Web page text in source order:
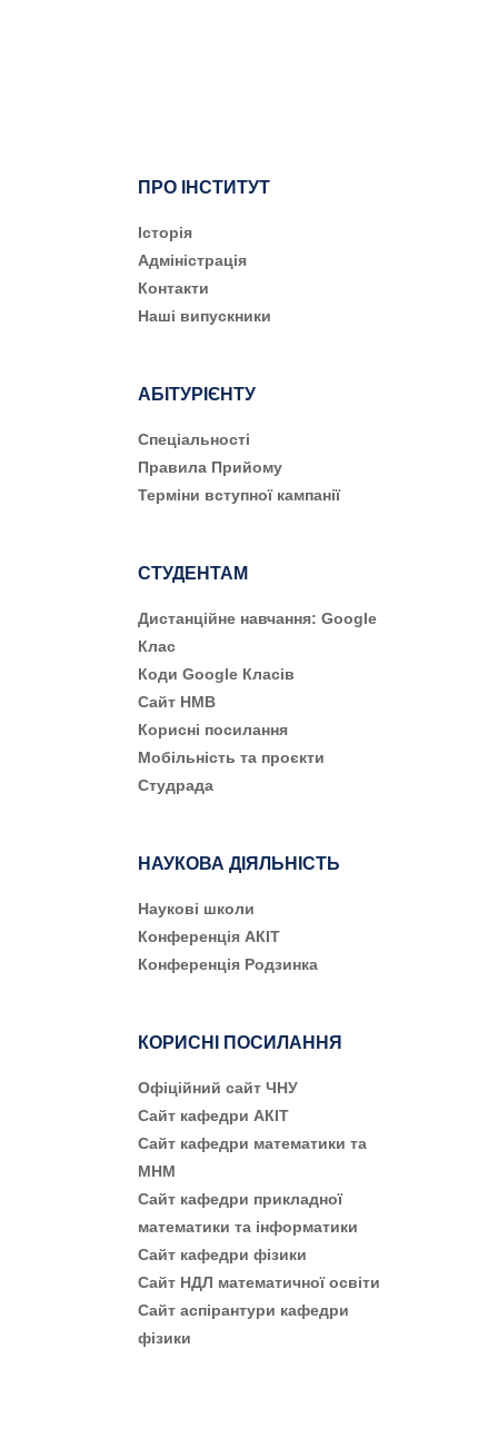
ПРО ІНСТИТУТ
Історія
Адміністрація
Контакти
Наші випускники
АБІТУРІЄНТУ
Cпеціальності
Правила Прийому
Терміни вступної кампанії
СТУДЕНТАМ
Дистанційне навчання: Google
Клас
Коди Google Класів
Сайт НМВ
Корисні посилання
Мобільність та проєкти
Студрада
НАУКОВА ДІЯЛЬНІСТЬ
Наукові школи
Конференція АКІТ
Конференція Родзинка
КОРИСНІ ПОСИЛАННЯ
Офіційний сайт ЧНУ
Сайт кафедри АКІТ
Сайт кафедри математики та
МНМ
Сайт кафедри прикладної
математики та інформатики
Сайт кафедри фізики
Сайт НДЛ математичної освіти
Сайт аспірантури кафедри
фізики